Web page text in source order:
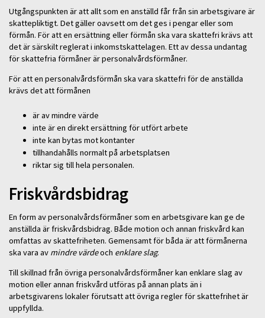
Utgångspunkten är att allt som en anställd får från sin arbetsgivare är
skattepliktigt. Det gäller oavsett om det ges i pengar eller som
förmån. För att en ersättning eller förmån ska vara skattefri krävs att
det är särskilt reglerat i inkomstskattelagen. Ett av dessa undantag
för skattefria förmåner är personalvårdsförmåner.
För att en personalvårdsförmån ska vara skattefri för de anställda
krävs det att förmånen
är av mindre värde
inte är en direkt ersättning för utfört arbete
inte kan bytas mot kontanter
tillhandahålls normalt på arbetsplatsen
riktar sig till hela personalen.
Friskvårdsbidrag
En form av personalvårdsförmåner som en arbetsgivare kan ge de
anställda är friskvårdsbidrag. Både motion och annan friskvård kan
omfattas av skattefriheten. Gemensamt för båda är att förmånerna
ska vara av mindre värdeoch enklare slag.
Till skillnad från övriga personalvårdsförmåner kan enklare slag av
motion eller annan friskvård utföras på annan plats än i
arbetsgivarens lokaler förutsatt att övriga regler för skattefrihet är
uppfyllda.